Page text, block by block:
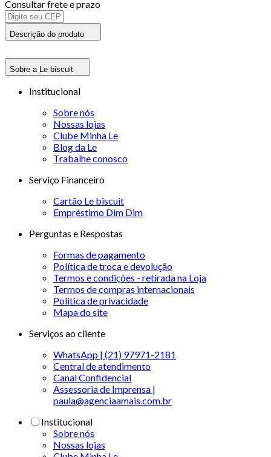
Consultar frete e prazo
Descrição do produto
Sobre a Le biscuit
Institucional
Sobre nós
Nossas lojas
Clube Minha Le
Blog da Le
Trabalhe conosco
Serviço Financeiro
Cartão Le biscuit
Empréstimo Dim Dim
Perguntas e Respostas
Formas de pagamento
Política de troca e devolução
Termos e condições - retirada na Loja
Termos de compras internacionais
Politica de privacidade
Mapa do site
Serviços ao cliente
WhatsApp | (21) 97971-2181
Central de atendimento
Canal Confidencial
Assessoria de Imprensa |
paula@agenciaamais.com.br
Institucional
Sobre nós
Nossas lojas